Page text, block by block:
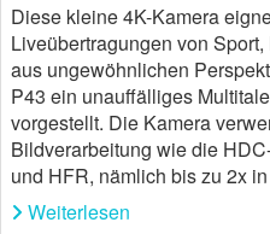
Diese kleine 4K-Kamera
Liveübertragungen von
aus ungewöhnlichen
P43 ein unauffälliges
vorgestellt. Die Kamera
Bildverarbeitung wie die
und HFR, nämlich bis zu 2x
Weiterlesen